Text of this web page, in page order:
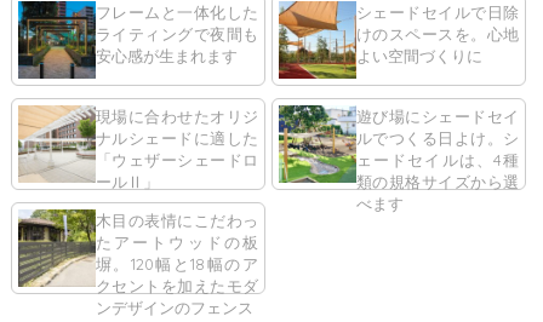
フレームと一体化した
ライティングで夜間も
安心感が生まれます
シェードセイルで日除
けのスペースを。心地
よい空間づくりに
現場に合わせたオリジ
ナルシェードに適した
「ウェザーシェードロ
ールⅡ」
遊び場にシェードセイ
ルでつくる日よけ。シ
ェードセイルは、4種
類の規格サイズから選
べます
木目の表情にこだわっ
たアートウッドの板
塀。120幅と18幅のア
クセントを加えたモダ
ンデザインのフェンス